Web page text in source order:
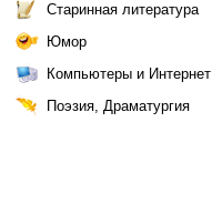
Старинная литература
Юмор
Компьютеры и Интернет
Поэзия, Драматургия